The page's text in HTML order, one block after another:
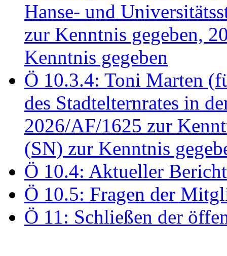
Hanse- und
zur Kenntnis gegeben,
Kenntnis gegeben
Ö 10.3.4: Toni Marten
des Stadtelternrates in
2026/AF/1625 zur
(SN) zur Kenntnis
Ö 10.4: Aktueller
Ö 10.5: Fragen der
Ö 11: Schließen der